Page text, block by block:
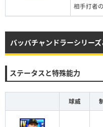
相手打者
バッバチャンドラーシリー
ステータスと特殊能力
球威